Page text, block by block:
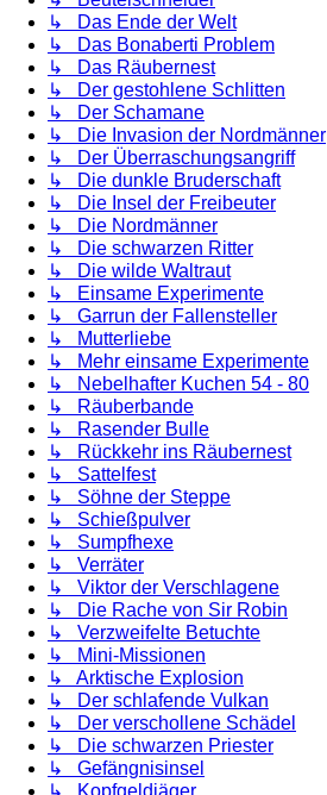
↳ Das Ende der Welt
↳ Das Bonaberti Problem
↳ Das Räubernest
↳ Der gestohlene Schlitten
↳ Der Schamane
↳ Die Invasion der Nordmänner
↳ Der Überraschungsangriff
↳ Die dunkle Bruderschaft
↳ Die Insel der Freibeuter
↳ Die Nordmänner
↳ Die schwarzen Ritter
↳ Die wilde Waltraut
↳ Einsame Experimente
↳ Garrun der Fallensteller
↳ Mutterliebe
↳ Mehr einsame Experimente
↳ Nebelhafter Kuchen 54 - 80
↳ Räuberbande
↳ Rasender Bulle
↳ Rückkehr ins Räubernest
↳ Sattelfest
↳ Söhne der Steppe
↳ Schießpulver
↳ Sumpfhexe
↳ Verräter
↳ Viktor der Verschlagene
↳ Die Rache von Sir Robin
↳ Verzweifelte Betuchte
↳ Mini-Missionen
↳ Arktische Explosion
↳ Der schlafende Vulkan
↳ Der verschollene Schädel
↳ Die schwarzen Priester
↳ Gefängnisinsel